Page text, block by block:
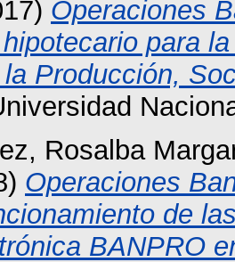
Operaciones
para
Producción,
Rosalba
Operaciones
de
BANPRO